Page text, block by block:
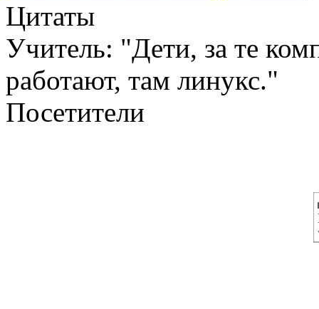
Цитаты
Учитель: "Дети, за те
работают, там линукс."
Посетители